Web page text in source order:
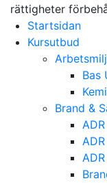
rättigheter
Startsidan
Kursutbud
Bas
Brand &
ADR